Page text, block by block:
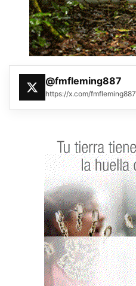
@fmfleming887
https://x.com/fmfleming887